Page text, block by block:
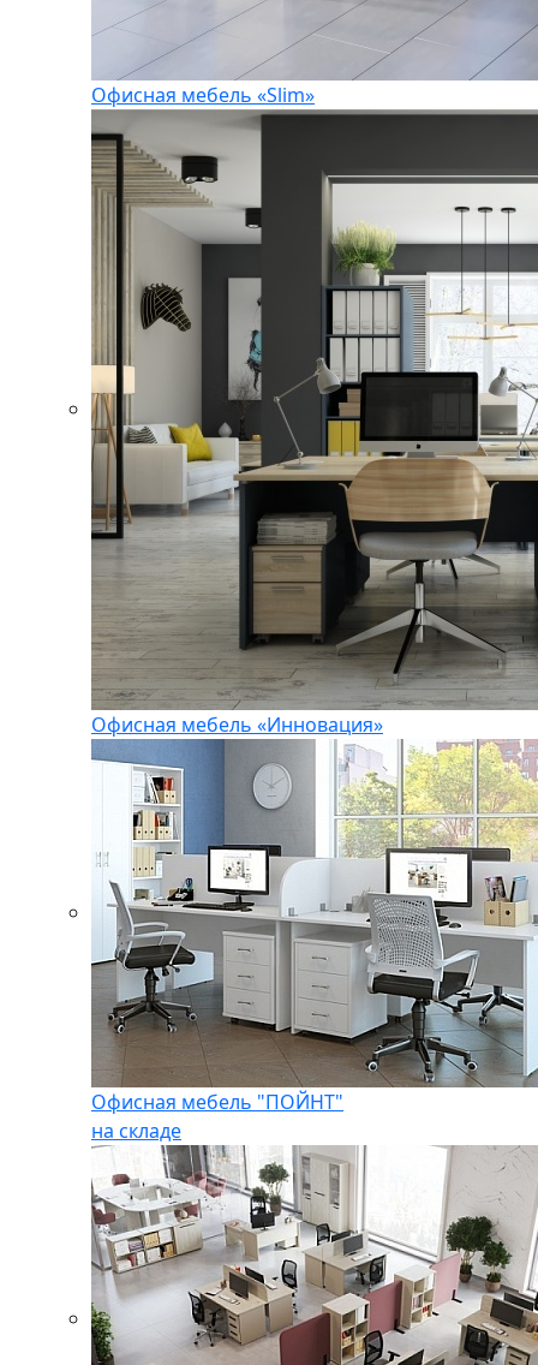
Офисная мебель «Slim»
Офисная мебель «Инновация»
Офисная мебель "ПОЙНТ"
на складе